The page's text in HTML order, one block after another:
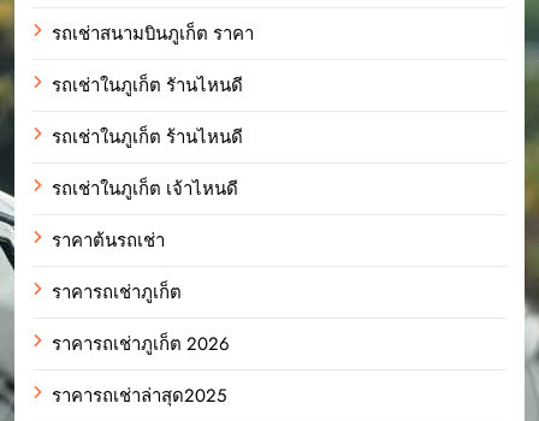
รถเช่าสนามบินภูเก็ต ราคา
รถเช่าในภูเก็ต รัานไหนดี
รถเช่าในภูเก็ต ร้านไหนดี
รถเช่าในภูเก็ต เจ้าไหนดี
ราคาต้นรถเช่า
ราคารถเช่าภูเก็ต
ราคารถเช่าภูเก็ต 2026
ราคารถเช่าล่าสุด2025